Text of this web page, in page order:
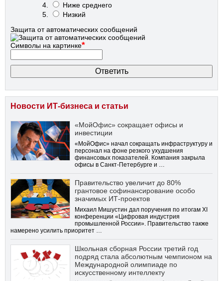
Ниже среднего
Низкий
Защита от автоматических сообщений
Символы на картинке*
Новости ИТ-бизнеса и статьи
«МойОфис» сокращает офисы и
инвестиции
«МойОфис» начал сокращать инфраструктуру и
персонал на фоне резкого ухудшения
финансовых показателей. Компания закрыла
офисы в Санкт-Петербурге и …
Правительство увеличит до 80%
грантовое софинансирование особо
значимых ИТ-проектов
Михаил Мишустин дал поручения по итогам XI
конференции «Цифровая индустрия
промышленной России». Правительство также
намерено усилить приоритет …
Школьная сборная России третий год
подряд стала абсолютным чемпионом на
Международной олимпиаде по
искусственному интеллекту